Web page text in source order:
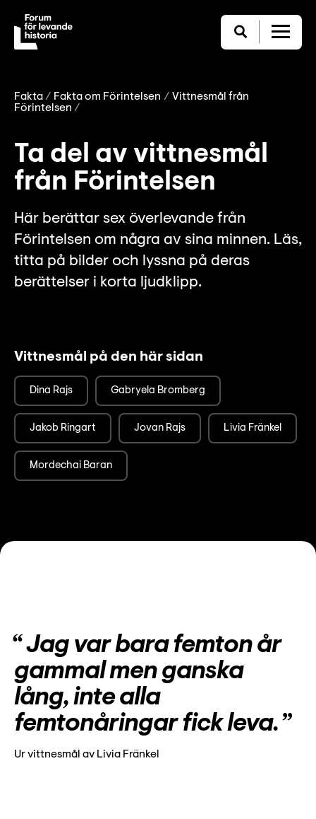
Lyssna
Teckenspråk
English
Fakta Fakta om Förintelsen
Vittnesmål från
Förintelsen
Ta del av vittnesmål
från Förintelsen
Här berättar sex överlevande från
Förintelsen om några av sina minnen. Läs,
titta på bilder och lyssna på deras
berättelser i korta ljudklipp.
Vittnesmål på den här sidan
Dina Rajs Gabryela Bromberg
Jakob Ringart Jovan Rajs Livia Fränkel
Mordechai Baran
Jag var bara femton år
gammal men ganska
lång, inte alla
femtonåringar fick leva.
Ur vittnesmål av Livia Fränkel